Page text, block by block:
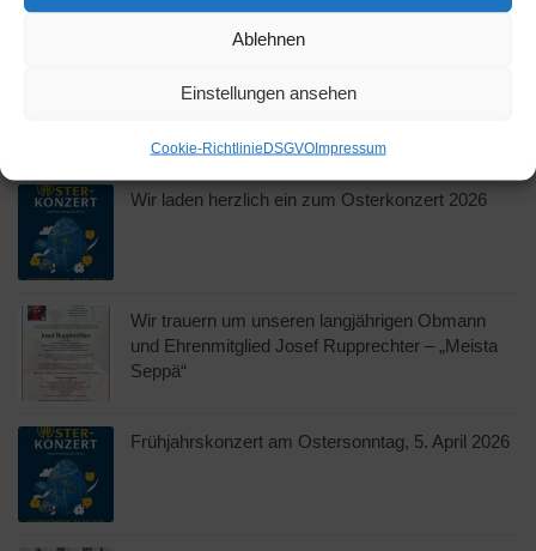
Ablehnen
Einstellungen ansehen
Cookie-RichtlinieDSGVOImpressum
Oberau
Wir laden herzlich ein zum Osterkonzert 2026
Wir trauern um unseren langjährigen Obmann
und Ehrenmitglied Josef Rupprechter – „Meista
Seppä“
Frühjahrskonzert am Ostersonntag, 5. April 2026